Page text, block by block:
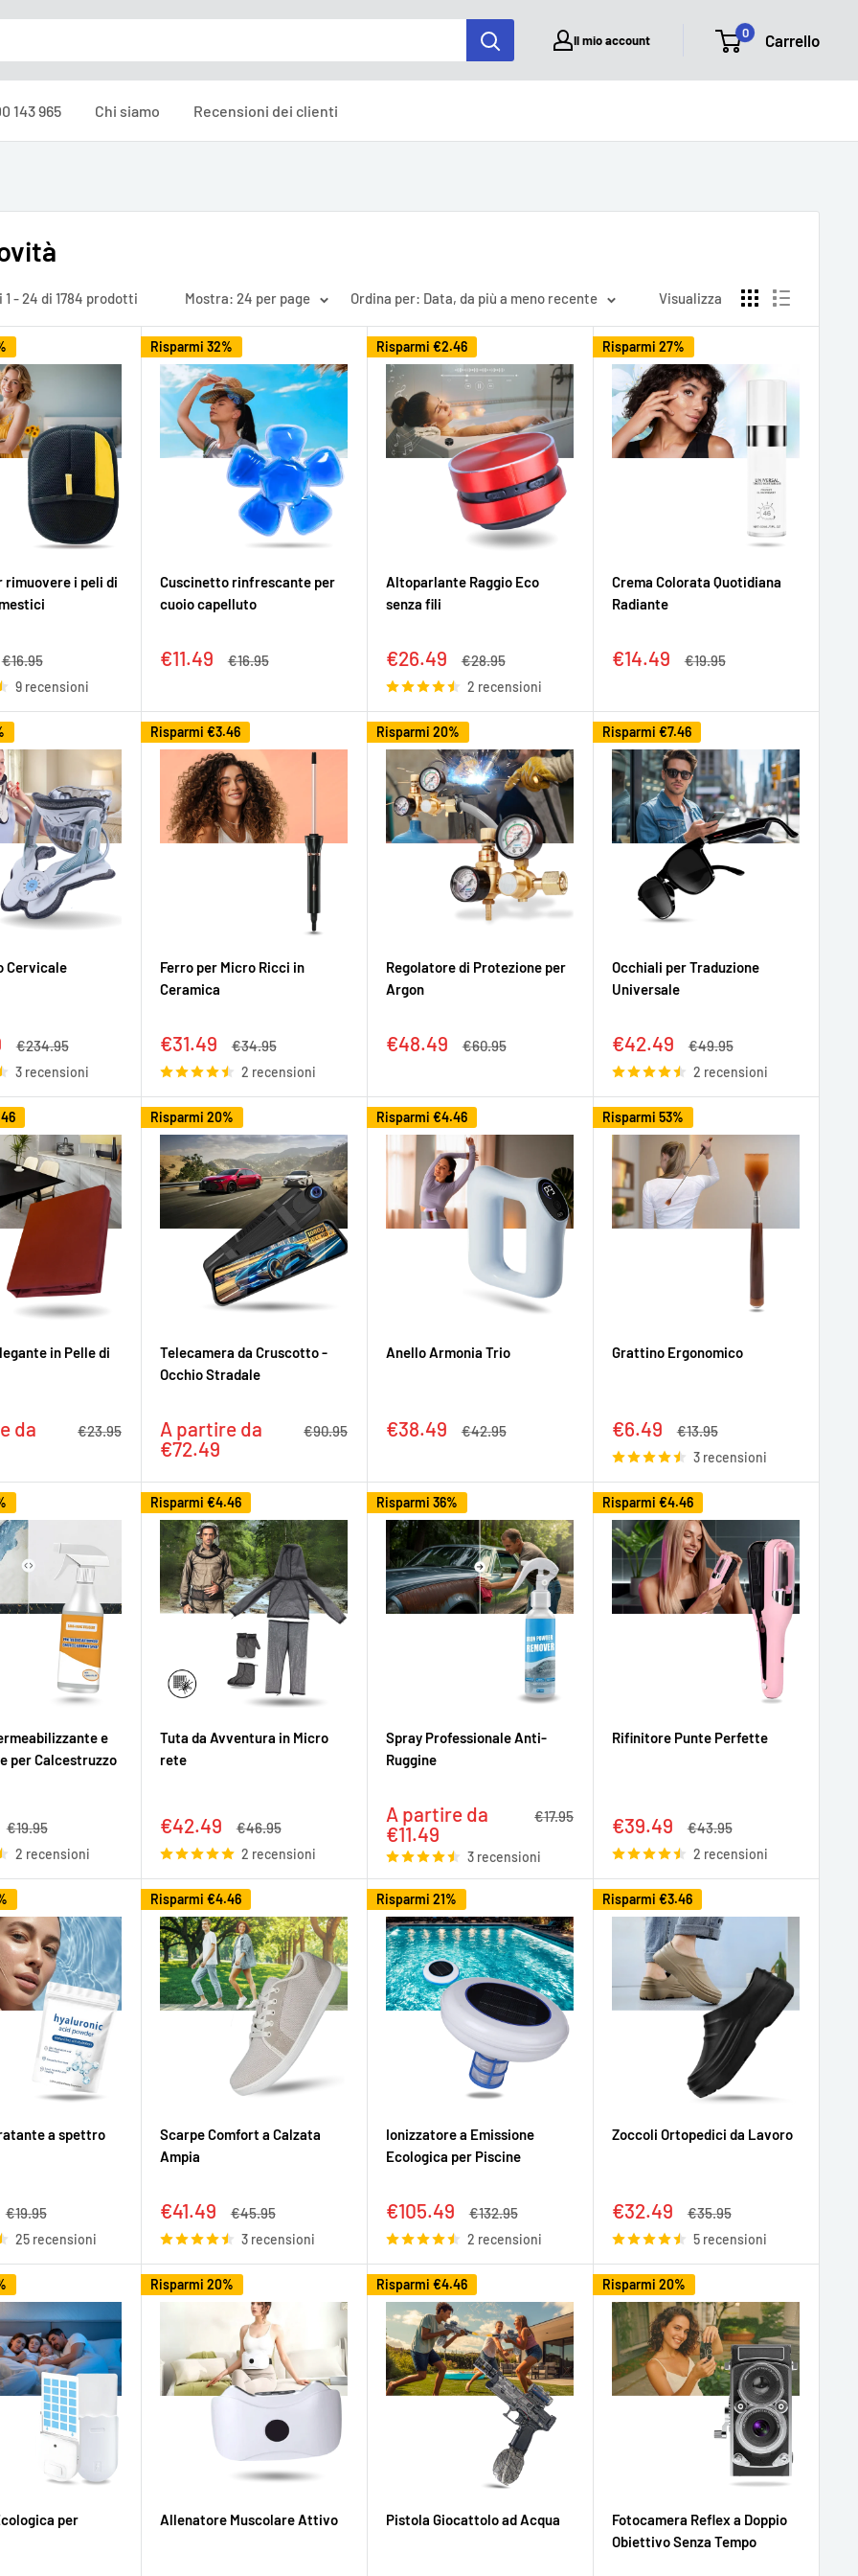
Il mio account 0 Carrello
143 965 Chi siamo Recensioni dei clienti
1 - 24 di 1784 prodotti Mostra: 24 per page Ordina per: Data, da più a meno recente Visualizza
rimuovere i peli di
Prezzo
€16.95
9 recensioni
Risparmi 32%
Cuscinetto rinfrescante per
cuoio capelluto
Prezzo
€11.49 Prezzo
€16.95
Risparmi €2.46
Altoparlante Raggio Eco
senza fili
Prezzo
scontato
€26.49 Prezzo
€28.95
2 recensioni
Risparmi 27%
Crema Colorata Quotidiana
Radiante
Prezzo
€14.49 Prezzo
€19.95
Cervicale
Prezzo
€234.95
3 recensioni
Risparmi €3.46
Ferro per Micro Ricci in
Ceramica
Prezzo
scontato
€31.49 Prezzo
€34.95
2 recensioni
Risparmi 20%
Regolatore di Protezione per
Argon
Prezzo
€48.49 Prezzo
€60.95
Risparmi €7.46
Occhiali per Traduzione
Universale
Prezzo
scontato
€42.49 Prezzo
€49.95
2 recensioni
in Pelle di
da
Prezzo
€23.95
Risparmi 20%
Telecamera da Cruscotto -
Occhio Stradale
Prezzo
scontato
A partire da
€72.49
Prezzo
€90.95
Risparmi €4.46
Anello Armonia Trio
Prezzo
€38.49 Prezzo
€42.95
Risparmi 53%
Grattino Ergonomico
Prezzo
scontato
€6.49 Prezzo
€13.95
3 recensioni
e
per Calcestruzzo
Prezzo
€19.95
2 recensioni
Risparmi €4.46
Tuta da Avventura in Micro
rete
Prezzo
scontato
€42.49 Prezzo
€46.95
2 recensioni
Risparmi 36%
Spray Professionale Anti-
Ruggine
Prezzo
scontato
A partire da
€11.49
Prezzo
€17.95
3 recensioni
Risparmi €4.46
Rifinitore Punte Perfette
Prezzo
scontato
€39.49 Prezzo
€43.95
2 recensioni
a spettro
Prezzo
€19.95
25 recensioni
Risparmi €4.46
Scarpe Comfort a Calzata
Ampia
Prezzo
scontato
€41.49 Prezzo
€45.95
3 recensioni
Risparmi 21%
Ionizzatore a Emissione
Ecologica per Piscine
Prezzo
scontato
€105.49 Prezzo
€132.95
2 recensioni
Risparmi €3.46
Zoccoli Ortopedici da Lavoro
Prezzo
scontato
€32.49 Prezzo
€35.95
5 recensioni
per
Risparmi 20%
Allenatore Muscolare Attivo
Risparmi €4.46
Pistola Giocattolo ad Acqua
Risparmi 20%
Fotocamera Reflex a Doppio
Obiettivo Senza Tempo